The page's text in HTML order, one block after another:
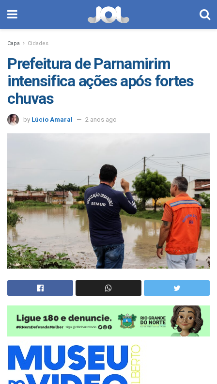
Capa Cidades
Prefeitura de Parnamirim
intensifica ações após fortes
chuvas
by Lúcio Amaral 2 anos ago